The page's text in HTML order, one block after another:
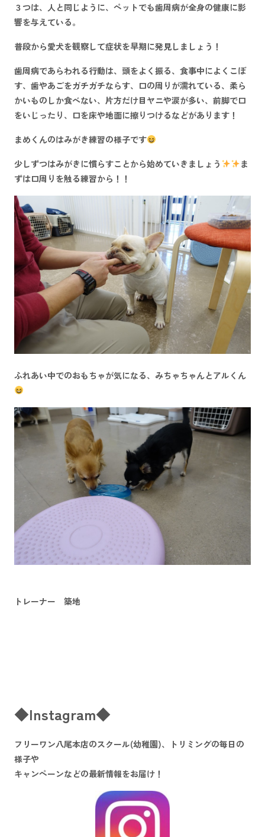
３つは、人と同じように、ペットでも歯周病が全身の健康に影
響を与えている。
普段から愛犬を観察して症状を早期に発見しましょう！
歯周病であらわれる行動は、頭をよく振る、食事中によくこぼ
す、歯やあごをガチガチならす、口の周りが濡れている、柔ら
かいものしか食べない、片方だけ目ヤニや涙が多い、前脚で口
をいじったり、口を床や地面に擦りつけるなどがあります！
まめくんのはみがき練習の様子です
少しずつはみがきに慣らすことから始めていきましょう
ま
ずは口周りを触る練習から！！
ふれあい中でのおもちゃが気になる、みちゃちゃんとアルくん
トレーナー 築地
◆Instagram◆
フリーワン八尾本店のスクール(幼稚園)、トリミングの毎日の
様子や
キャンペーンなどの最新情報をお届け！